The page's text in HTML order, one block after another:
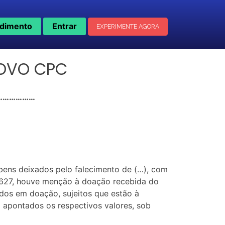
Entrar EXPERIMENTE AGORA
CPC
deixados pelo falecimento de (…), com
houve menção à doação recebida do
em doação, sujeitos que estão à
os respectivos valores, sob